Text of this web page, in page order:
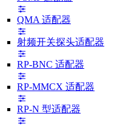
QMA 适配器
射频开关探头适配器
RP-BNC 适配器
RP-MMCX 适配器
RP-N 型适配器